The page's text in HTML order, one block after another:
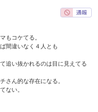
もコケてる。
間違いなく４人とも
追い抜かれるのは目に見えてる
さん的な存在になる。
ない。